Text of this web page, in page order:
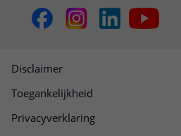
Disclaimer
Toegankelijkheid
Privacyverklaring